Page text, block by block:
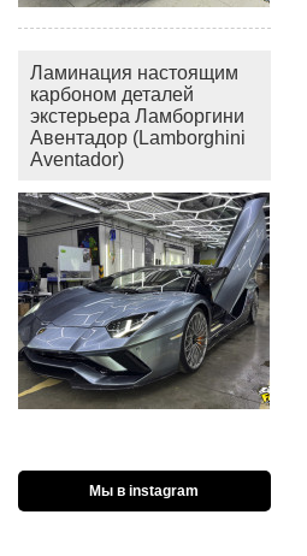
Ламинация настоящим
карбоном деталей
экстерьера Ламборгини
Авентадор (Lamborghini
Aventador)
Мы в instagram